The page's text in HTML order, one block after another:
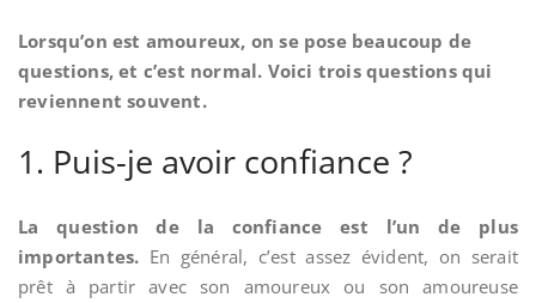
Lorsqu’on est amoureux, on se pose beaucoup de
questions, et c’est normal. Voici trois questions qui
reviennent souvent.
1. Puis-je avoir confiance ?
La question de la confiance est l’un de plus
importantes. En général, c’est assez évident, on serait
prêt à partir avec son amoureux ou son amoureuse